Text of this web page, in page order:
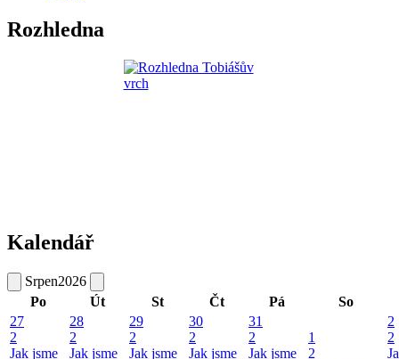
Rozhledna
Kalendář
Srpen2026
Po
Út St Čt Pá
So
27
2
Jak jsme
28
2
Jak jsme
29
2
Jak jsme
30
2
Jak jsme
31
2
Jak jsme
1
2
2
2